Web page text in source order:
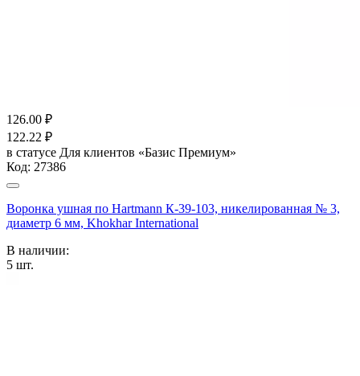
126.00 ₽
122.22 ₽
в статусе Для клиентов «Базис Премиум»
Код: 27386
Воронка ушная по Hartmann К-39-103, никелированная № 3,
диаметр 6 мм, Khokhar International
В наличии:
5 шт.